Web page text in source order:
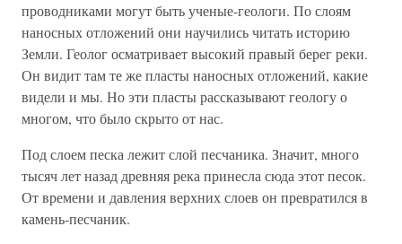
проводниками могут быть ученые-геологи. По слоям
наносных отложений они научились читать историю
Земли. Геолог осматривает высокий правый берег реки.
Он видит там те же пласты наносных отложений, какие
видели и мы. Но эти пласты рассказывают геологу о
многом, что было скрыто от нас.
Под слоем песка лежит слой песчаника. Значит, много
тысяч лет назад древняя река принесла сюда этот песок.
От времени и давления верхних слоев он превратился в
камень-песчаник.